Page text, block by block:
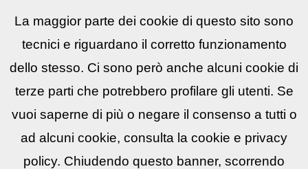
ReflexLIST▼
La maggior parte dei cookie di questo sito sono
tecnici e riguardano il corretto funzionamento
dello stesso. Ci sono però anche alcuni cookie di
terze parti che potrebbero profilare gli utenti. Se
vuoi saperne di più o negare il consenso a tutti o
ad alcuni cookie, consulta la cookie e privacy
policy. Chiudendo questo banner, scorrendo